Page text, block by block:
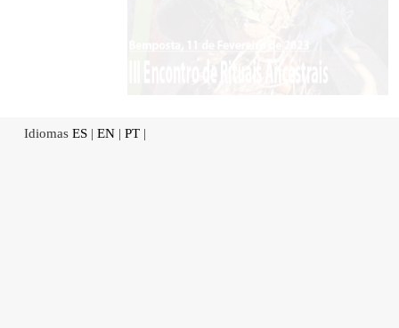
Idiomas ES | EN | PT |